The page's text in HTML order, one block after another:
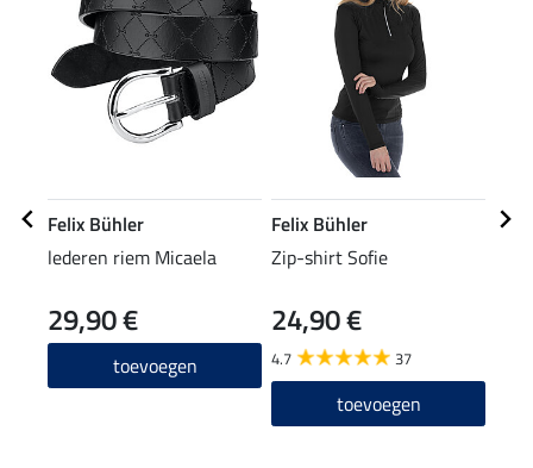
Felix Bühler
lederen riem Micaela
29,90 €
toevoegen
Felix Bühler
Zip-shirt Sofie
24,90 €
4.7 37
toevoegen